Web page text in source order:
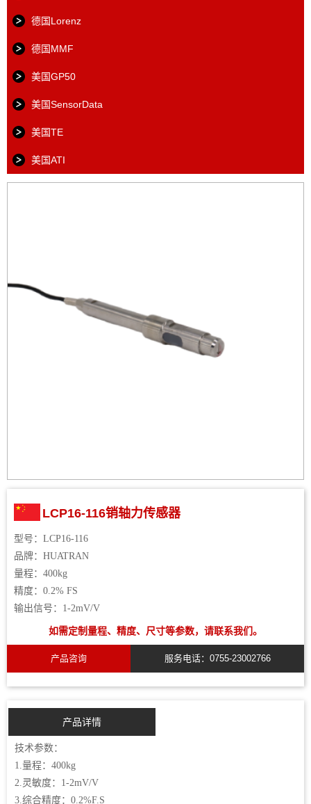
德国Lorenz
德国MMF
美国GP50
美国SensorData
美国TE
美国ATI
LCP16-116销轴力传感器
型号： LCP16-116
品牌： HUATRAN
量程： 400kg
精度： 0.2% FS
输出信号： 1-2mV/V
如需定制量程、精度、尺寸等参数，请联系我们。
产品咨询 服务电话：0755-23002766
产品详情
技术参数：
1.量程：400kg
2.灵敏度：1-2mV/V
3.综合精度：0.2%F.S